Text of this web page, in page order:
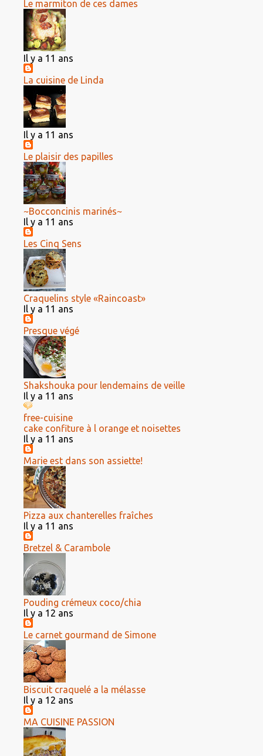
Le marmiton de ces dames
Il y a 11 ans
La cuisine de Linda
Il y a 11 ans
Le plaisir des papilles
~Bocconcinis marinés~
Il y a 11 ans
Les Cinq Sens
Craquelins style «Raincoast»
Il y a 11 ans
Presque végé
Shakshouka pour lendemains de veille
Il y a 11 ans
free-cuisine
cake confiture à l orange et noisettes
Il y a 11 ans
Marie est dans son assiette!
Pizza aux chanterelles fraîches
Il y a 11 ans
Bretzel & Carambole
Pouding crémeux coco/chia
Il y a 12 ans
Le carnet gourmand de Simone
Biscuit craquelé a la mélasse
Il y a 12 ans
MA CUISINE PASSION